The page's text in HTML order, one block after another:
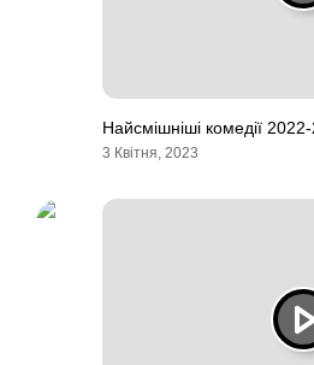
Найсмішніші комедії
3 Квітня, 2023